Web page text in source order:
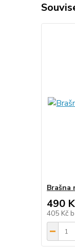
Brašna
490
405 Kč